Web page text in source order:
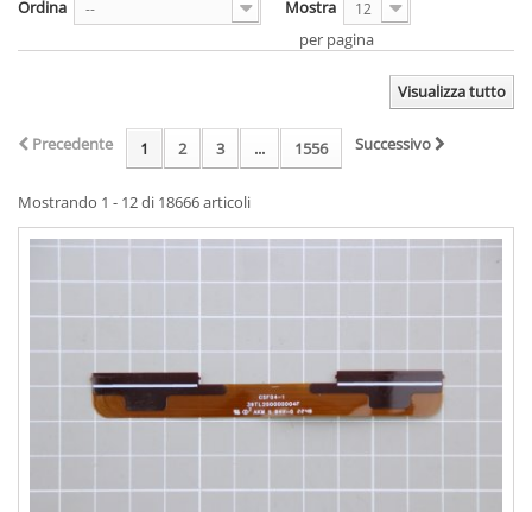
Ordina -- Mostra 12
per pagina
Visualizza tutto
Precedente 1 2 3 ... 1556 Successivo
Mostrando 1 - 12 di 18666 articoli